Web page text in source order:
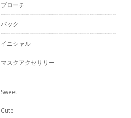
ブローチ
バック
イニシャル
マスクアクセサリー
Sweet
Cute